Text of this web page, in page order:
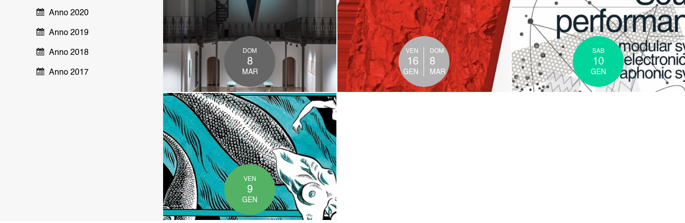
Anno 2020
Anno 2019
Anno 2018
Anno 2017
GIUSTIZIA
RIPARATIVA
DOM
8
MAR
OTTO ROSE
MOSTRE
VEN
16
GEN
DOM
8
MAR
SOUND
PERFORMANCE
MUSICA
SAB
10
GEN
ORMOND BAR
APPUNTAMENTI DIVERSI
VEN
9
GEN